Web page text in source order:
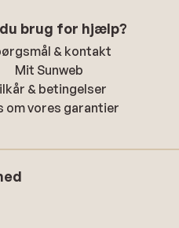
brug for hjælp?
& kontakt
Mit Sunweb
& betingelser
om vores garantier